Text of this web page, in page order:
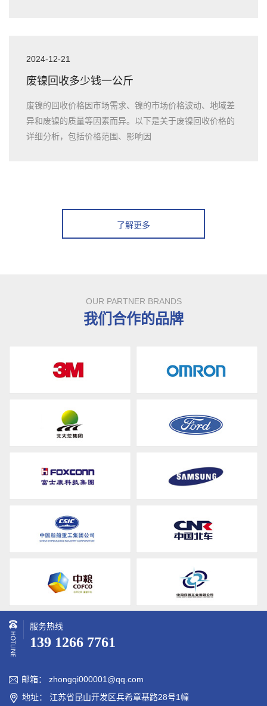
2024-12-21
废镍回收多少钱一公斤
废镍的回收价格因市场需求、镍的市场价格波动、地域差
异和废镍的质量等因素而异。以下是关于废镍回收价格的
详细分析，包括价格范围、影响因
了解更多
OUR PARTNER BRANDS
我们合作的品牌
服务热线
139 1266 7761
 邮箱： zhongqi000001@qq.com
 地址： 江苏省昆山开发区兵希章基路28号1幢